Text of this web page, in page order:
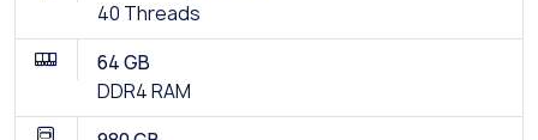
40 Threads
64 GB
DDR4 RAM